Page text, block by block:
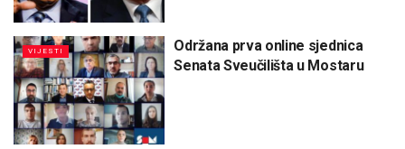
VIJESTI
Održana prva online sjednica
Senata Sveučilišta u Mostaru